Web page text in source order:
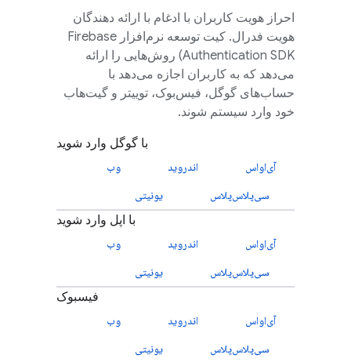
احراز هویت کاربران با ادغام با ارائه دهندگان
هویت فدرال. کیت توسعه نرم‌افزار Firebase
AuthenticationSDK) روش‌هایی را ارائه
می‌دهد که به کاربران اجازه می‌دهد با
حساب‌های گوگل، فیس‌بوک، توییتر و گیت‌هاب
خود وارد سیستم شوند.
با گوگل وارد شوید
آی‌او‌اس اندروید
وب
سی‌پلاس‌پلاس
یونیتی
با اپل وارد شوید
آی‌او‌اس اندروید
وب
سی‌پلاس‌پلاس
یونیتی
فیسبوک
آی‌او‌اس اندروید
وب
سی‌پلاس‌پلاس
یونیتی